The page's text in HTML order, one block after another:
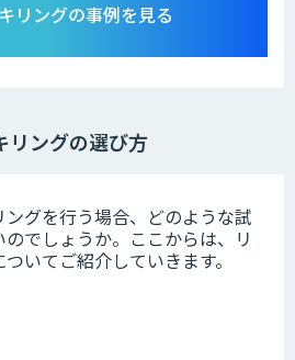
リングの事例を見る
リングの選び方
グを行う場合、どのような試
でしょうか。ここからは、リ
いてご紹介していきます。